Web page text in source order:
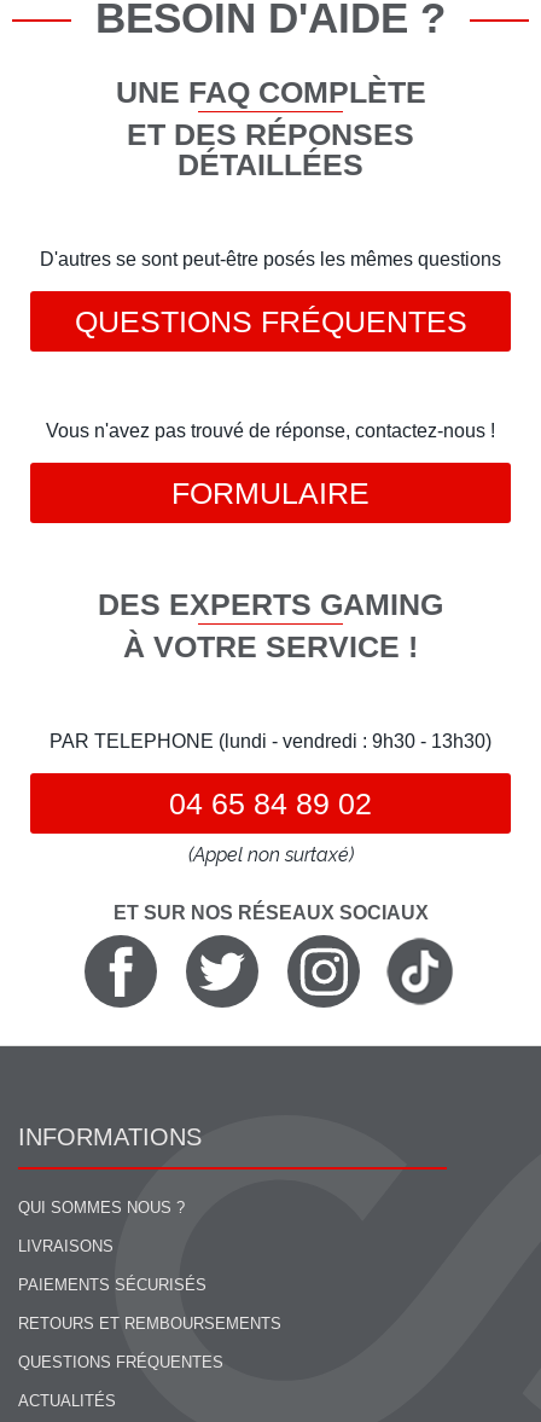
BESOIN D'AIDE ?
UNE FAQ COMPLÈTE
ET DES RÉPONSES
DÉTAILLÉES
D'autres se sont peut-être posés les mêmes questions
QUESTIONS FRÉQUENTES
Vous n'avez pas trouvé de réponse, contactez-nous !
FORMULAIRE
DES EXPERTS GAMING
À VOTRE SERVICE !
PAR TELEPHONE (lundi - vendredi : 9h30 - 13h30)
04 65 84 89 02
(Appel non surtaxé)
ET SUR NOS RÉSEAUX SOCIAUX
INFORMATIONS
QUI SOMMES NOUS ?
LIVRAISONS
PAIEMENTS SÉCURISÉS
RETOURS ET REMBOURSEMENTS
QUESTIONS FRÉQUENTES
ACTUALITÉS